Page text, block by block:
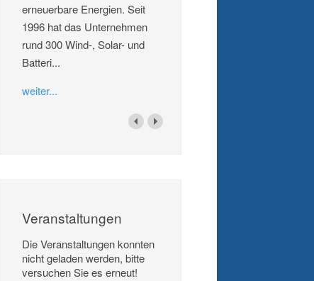
erneuerbare Energien. Seit
1996 hat das Unternehmen
rund 300 Wind-, Solar- und
Batteri...
weiter...
Veranstaltungen
Die Veranstaltungen konnten
nicht geladen werden, bitte
versuchen Sie es erneut!